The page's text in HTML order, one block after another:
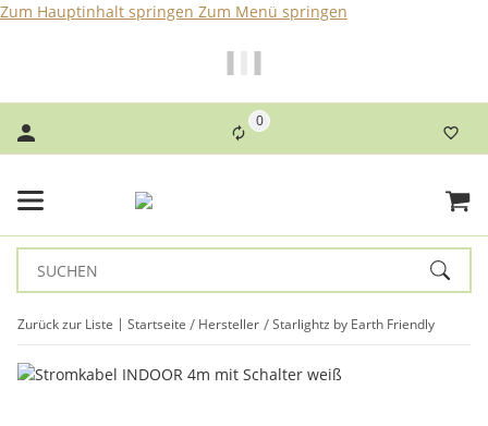
Zum Hauptinhalt springen Zum Menü springen
0
Zurück zur Liste Startseite Hersteller Starlightz by Earth Friendly